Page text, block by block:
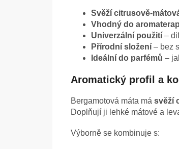
Svěží citrusově-
Vhodný do
Univerzální použití –
Přírodní složení – bez
Ideální do parfémů –
Aromatický profil a
Bergamotová máta má svěží
Doplňují ji lehké mátové a
Výborně se kombinuje s: